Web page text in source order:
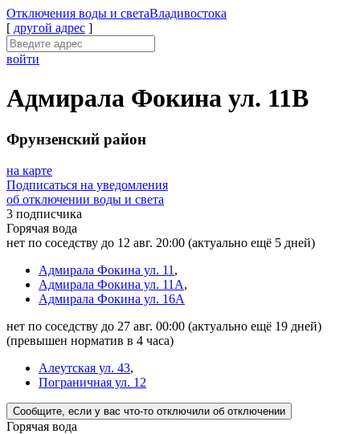
Отключения воды и светаВладивостока
[ другой адрес ]
войти
Адмирала Фокина ул. 11В
Фрунзенский район
на карте
Подписаться на уведомления
об отключении воды и света
3 подписчика
Горячая вода
нет по соседству до 12 авг. 20:00 (актуально ещё 5 дней)
Адмирала Фокина ул. 11 ,
Адмирала Фокина ул. 11А,
Адмирала Фокина ул. 16А
нет по соседству до 27 авг. 00:00 (актуально ещё 19 дней)
(превышен норматив в 4 часа)
Алеутская ул. 43,
Пограничная ул. 12
Сообщите , если у вас что-то отключили об отключении
Горячая вода